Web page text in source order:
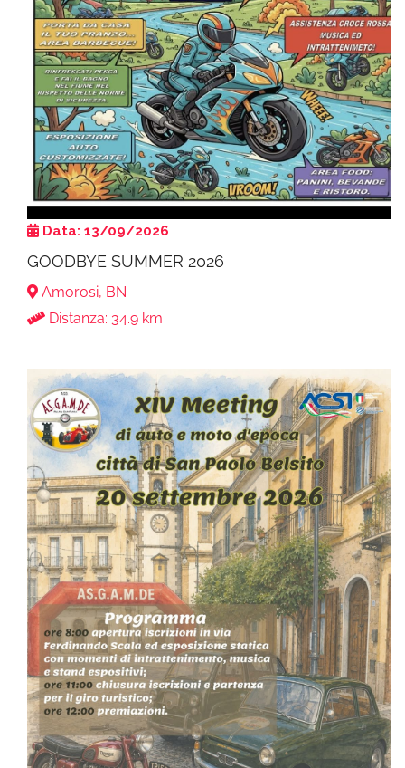
Data: 13/09/2026
GOODBYE SUMMER 2026
Amorosi, BN
Distanza: 34.9 km